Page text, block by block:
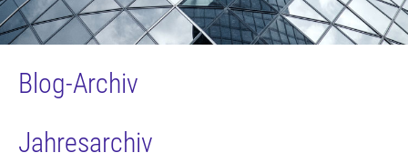
Blog-Archiv
Jahresarchiv